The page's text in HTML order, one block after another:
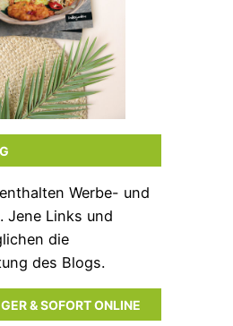
Werbe- und
Jene Links und
die
des Blogs.
& SOFORT ONLINE